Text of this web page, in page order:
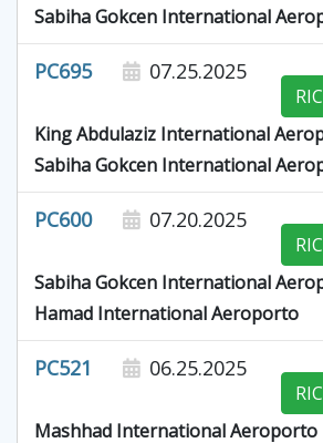
Sabiha Gokcen International
PC695 07.25.2025
King Abdulaziz International
Sabiha Gokcen International
PC600 07.20.2025
Sabiha Gokcen International
Hamad International Aeroporto
PC521 06.25.2025
Mashhad International Aeroporto